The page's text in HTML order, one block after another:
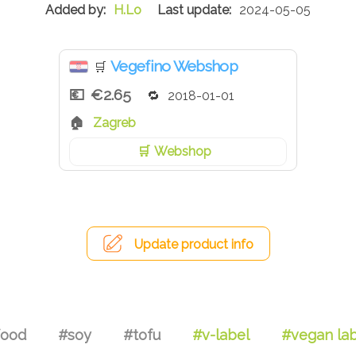
H.Lo 2024-05-05
🛒 Vegefino Webshop
€2.65
2018-01-01
Zagreb
Webshop
Update product info
#soy #tofu #v-label #vegan